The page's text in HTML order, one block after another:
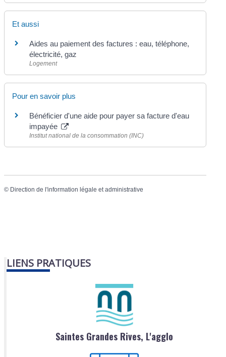
Et aussi
Aides au paiement des factures : eau, téléphone,
électricité, gaz
Logement
Pour en savoir plus
Bénéficier d'une aide pour payer sa facture d'eau
impayée
Institut national de la consommation (INC)
© Direction de l'information légale et administrative
LIENS PRATIQUES
Saintes Grandes Rives, L'agglo